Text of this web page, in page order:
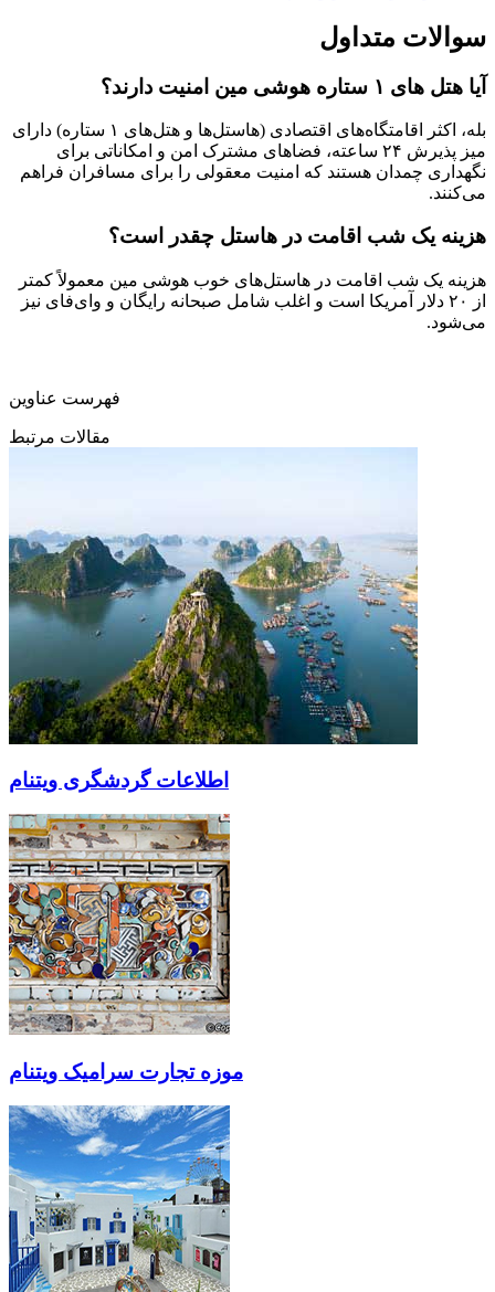
سوالات متداول
آیا هتل های ۱ ستاره هوشی مین امنیت دارند؟
بله، اکثر اقامتگاه‌های اقتصادی (هاستل‌ها و هتل‌های ۱ ستاره) دارای
میز پذیرش ۲۴ ساعته، فضاهای مشترک امن و امکاناتی برای
نگهداری چمدان هستند که امنیت معقولی را برای مسافران فراهم
می‌کنند.
هزینه یک شب اقامت در هاستل چقدر است؟
هزینه یک شب اقامت در هاستل‌های خوب هوشی مین معمولاً کمتر
از ۲۰ دلار آمریکا است و اغلب شامل صبحانه رایگان و وای‌فای نیز
می‌شود.
فهرست عناوین
مقالات مرتبط
اطلاعات گردشگری ویتنام
موزه تجارت سرامیک ویتنام